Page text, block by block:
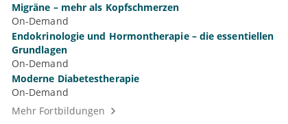
Migräne – mehr als Kopfschmerzen
On-Demand
Endokrinologie und Hormontherapie – die essentiellen
Grundlagen
On-Demand
Moderne Diabetestherapie
On-Demand
Mehr Fortbildungen